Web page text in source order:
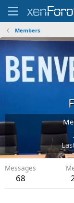
Members
Messages
68